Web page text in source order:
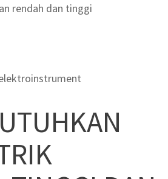
rendah dan tinggi